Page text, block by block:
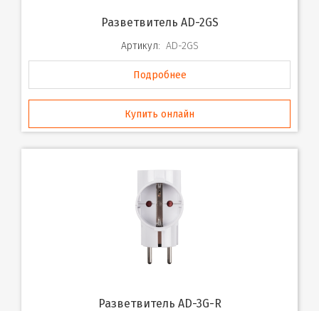
Разветвитель AD-2GS
Артикул: AD-2GS
Подробнее
Купить онлайн
Разветвитель AD-3G-R